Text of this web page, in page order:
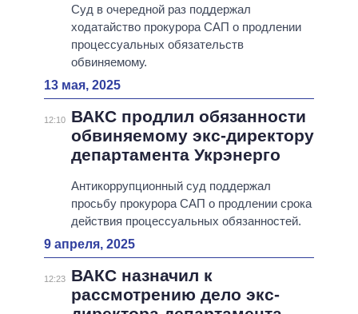
Суд в очередной раз поддержал
ходатайство прокурора САП о продлении
процессуальных обязательств
обвиняемому.
13 мая, 2025
12:10
ВАКС продлил обязанности
обвиняемому экс-директору
департамента Укрэнерго
Антикоррупционный суд поддержал
просьбу прокурора САП о продлении срока
действия процессуальных обязанностей.
9 апреля, 2025
12:23
ВАКС назначил к
рассмотрению дело экс-